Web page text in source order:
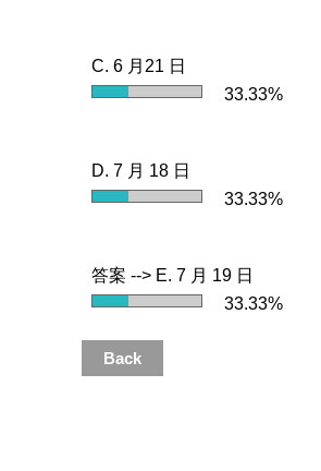
C. 6 月21 日
33.33%
D. 7 月 18 日
33.33%
答案 --> E. 7 月 19 日
33.33%